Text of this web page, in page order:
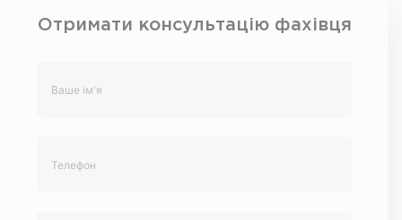
Отримати консультацію фахівця